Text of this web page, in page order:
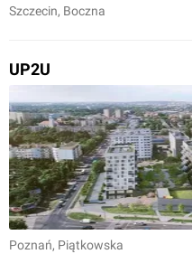
Szczecin, Boczna
UP2U
Poznań, Piątkowska